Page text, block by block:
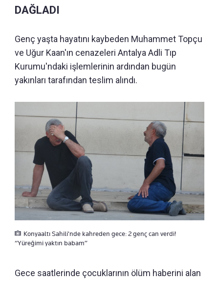
DAĞLADI
Genç yaşta hayatını kaybeden Muhammet Topçu
ve Uğur Kaan'ın cenazeleri Antalya Adli Tıp
Kurumu'ndaki işlemlerinin ardından bugün
yakınları tarafından teslim alındı.
Konyaaltı Sahili'nde kahreden gece: 2 genç can verdi!
“Yüreğimi yaktın babam”
Gece saatlerinde çocuklarının ölüm haberini alan